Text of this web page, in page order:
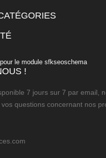
le module sfkseoschema
!
7 jours sur 7 par email,
questions concernant nos